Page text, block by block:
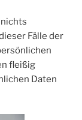
Fälle der
fleißig
Daten